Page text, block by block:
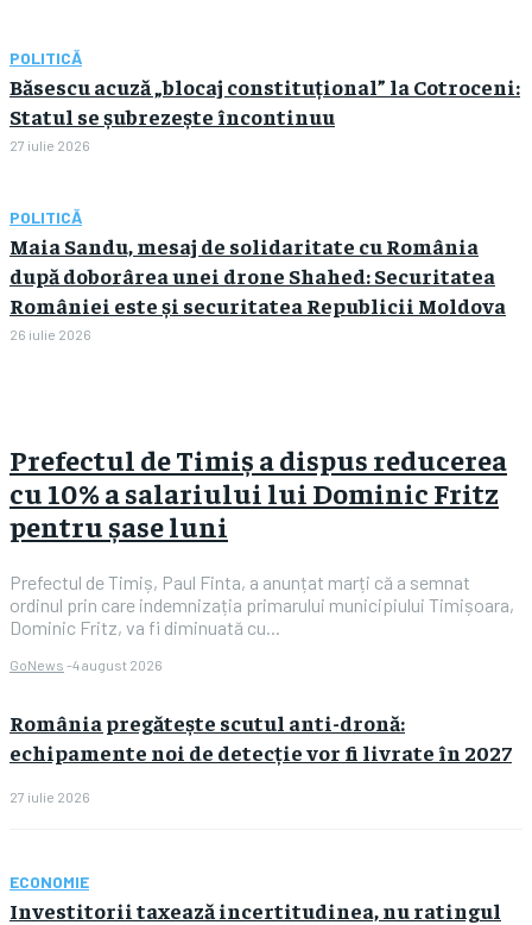
POLITICĂ
Băsescu acuză „blocaj constituțional” la Cotroceni:
Statul se șubrezește încontinuu
27 iulie 2026
POLITICĂ
Maia Sandu, mesaj de solidaritate cu România
după doborârea unei drone Shahed: Securitatea
României este și securitatea Republicii Moldova
26 iulie 2026
Prefectul de Timiș a dispus reducerea
cu 10% a salariului lui Dominic Fritz
pentru șase luni
Prefectul de Timiș, Paul Finta, a anunțat marți că a semnat
ordinul prin care indemnizația primarului municipiului Timișoara,
Dominic Fritz, va fi diminuată cu...
GoNews -4 august 2026
România pregătește scutul anti-dronă:
echipamente noi de detecție vor fi livrate în 2027
27 iulie 2026
ECONOMIE
Investitorii taxează incertitudinea, nu ratingul